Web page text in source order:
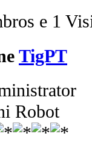
e 1
TigPT
Robot